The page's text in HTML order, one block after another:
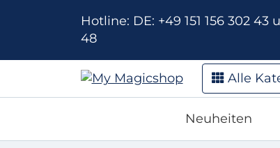
Hotline: DE: +49 151 156 302 43
48
Alle
Neuheiten